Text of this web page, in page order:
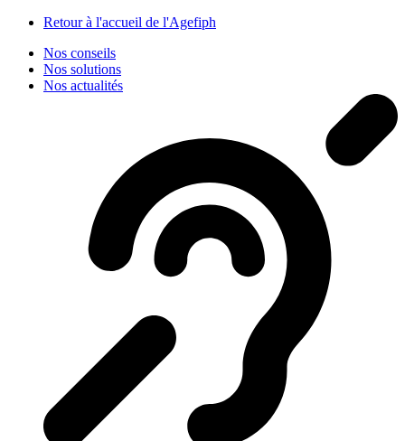
Retour à l'accueil de l'Agefiph
Nos conseils
Nos solutions
Nos actualités